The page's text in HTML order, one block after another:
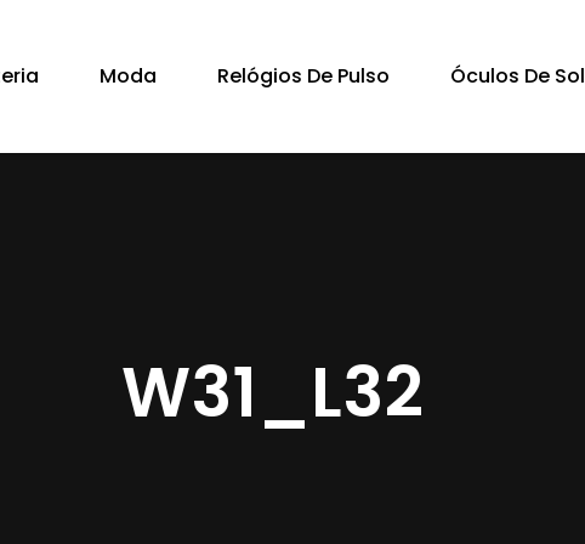
Moda Relógios De Pulso Óculos De Sol
Cart
W31_L32